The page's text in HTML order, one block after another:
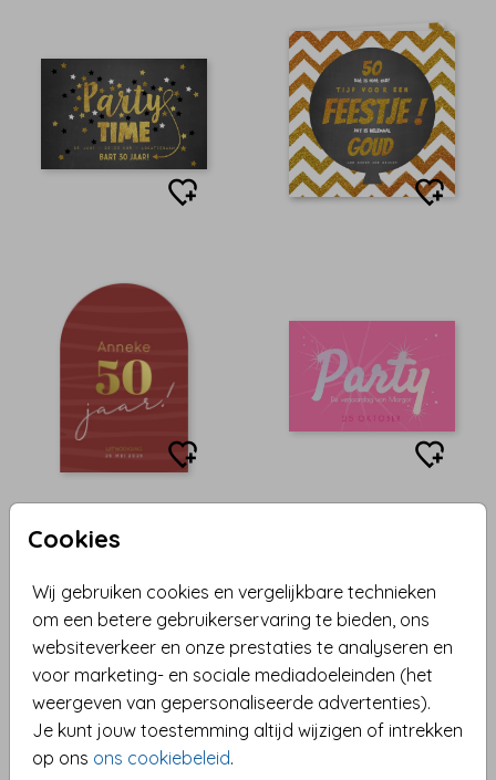
Cookies
Wij gebruiken cookies en vergelijkbare technieken
om een betere gebruikerservaring te bieden, ons
websiteverkeer en onze prestaties te analyseren en
voor marketing- en sociale mediadoeleinden (het
weergeven van gepersonaliseerde advertenties).
Je kunt jouw toestemming altijd wijzigen of intrekken
op ons ons cookiebeleid.
BOOGVORM - GOUDFOLIE HOLOGRAFISCHE FOLIE